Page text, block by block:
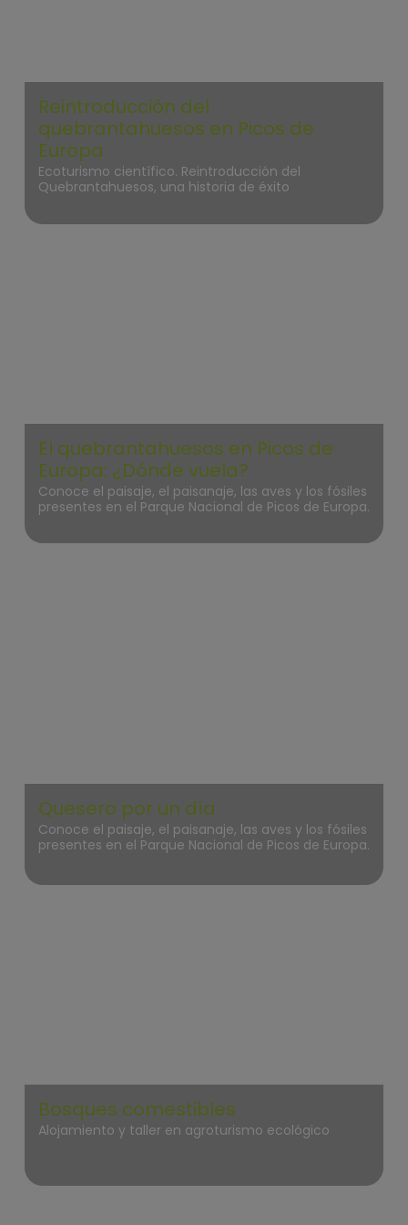
Reintroducción del
quebrantahuesos en Picos de
Europa
Ecoturismo científico. Reintroducción del
Quebrantahuesos, una historia de éxito
El quebrantahuesos en Picos de
Europa: ¿Dónde vuela?
Conoce el paisaje, el paisanaje, las aves y los fósiles
presentes en el Parque Nacional de Picos de Europa.
Quesero por un día
Conoce el paisaje, el paisanaje, las aves y los fósiles
presentes en el Parque Nacional de Picos de Europa.
Bosques comestibles
Alojamiento y taller en agroturismo ecológico